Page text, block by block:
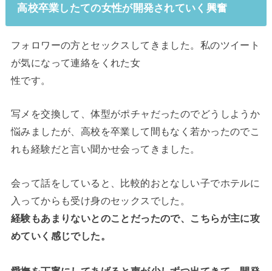
高校卒業したての女性が開発されていく興奮
フォロワーの方とセックスしてきました。私のツイート
が気になって連絡をくれた女
性です。
写メを交換して、体型がポチャだったのでどうしようか
悩みましたが、高校を卒業して間もなく若かったのでこ
れも経験だと言い聞かせ会ってきました。
会って話をしていると、比較的おとなしい子でホテルに
入ってからも受け身のセックスでした。
経験もあまりないとのことだったので、こちらが主に攻
めていく感じでした。